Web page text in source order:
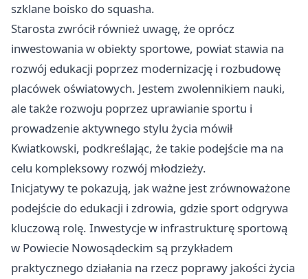
szklane boisko do squasha.
Starosta zwrócił również uwagę, że oprócz
inwestowania w obiekty sportowe, powiat stawia na
rozwój edukacji poprzez modernizację i rozbudowę
placówek oświatowych. Jestem zwolennikiem nauki,
ale także rozwoju poprzez uprawianie sportu i
prowadzenie aktywnego stylu życia mówił
Kwiatkowski, podkreślając, że takie podejście ma na
celu kompleksowy rozwój młodzieży.
Inicjatywy te pokazują, jak ważne jest zrównoważone
podejście do edukacji i zdrowia, gdzie sport odgrywa
kluczową rolę. Inwestycje w infrastrukturę sportową
w Powiecie Nowosądeckim są przykładem
praktycznego działania na rzecz poprawy jakości życia